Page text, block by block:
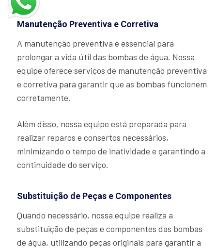
Manutenção Preventiva e Corretiva
A manutenção preventiva é essencial para
prolongar a vida útil das bombas de água. Nossa
equipe oferece serviços de manutenção preventiva
e corretiva para garantir que as bombas funcionem
corretamente.
Além disso, nossa equipe está preparada para
realizar reparos e consertos necessários,
minimizando o tempo de inatividade e garantindo a
continuidade do serviço.
Substituição de Peças e Componentes
Quando necessário, nossa equipe realiza a
substituição de peças e componentes das bombas
de água, utilizando peças originais para garantir a